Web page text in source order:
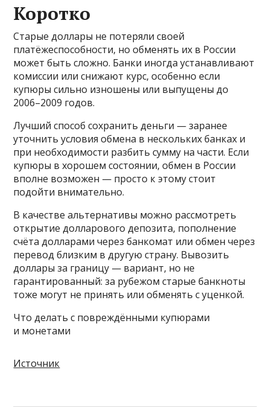
Коротко
Старые доллары не потеряли своей
платёжеспособности, но обменять их в России
может быть сложно. Банки иногда устанавливают
комиссии или снижают курс, особенно если
купюры сильно изношены или выпущены до
2006–2009 годов.
Лучший способ сохранить деньги — заранее
уточнить условия обмена в нескольких банках и
при необходимости разбить сумму на части. Если
купюры в хорошем состоянии, обмен в России
вполне возможен — просто к этому стоит
подойти внимательно.
В качестве альтернативы можно рассмотреть
открытие долларового депозита, пополнение
счёта долларами через банкомат или обмен через
перевод близким в другую страну. Вывозить
доллары за границу — вариант, но не
гарантированный: за рубежом старые банкноты
тоже могут не принять или обменять с уценкой.
Что делать с повреждёнными купюрами
и монетами
Источник